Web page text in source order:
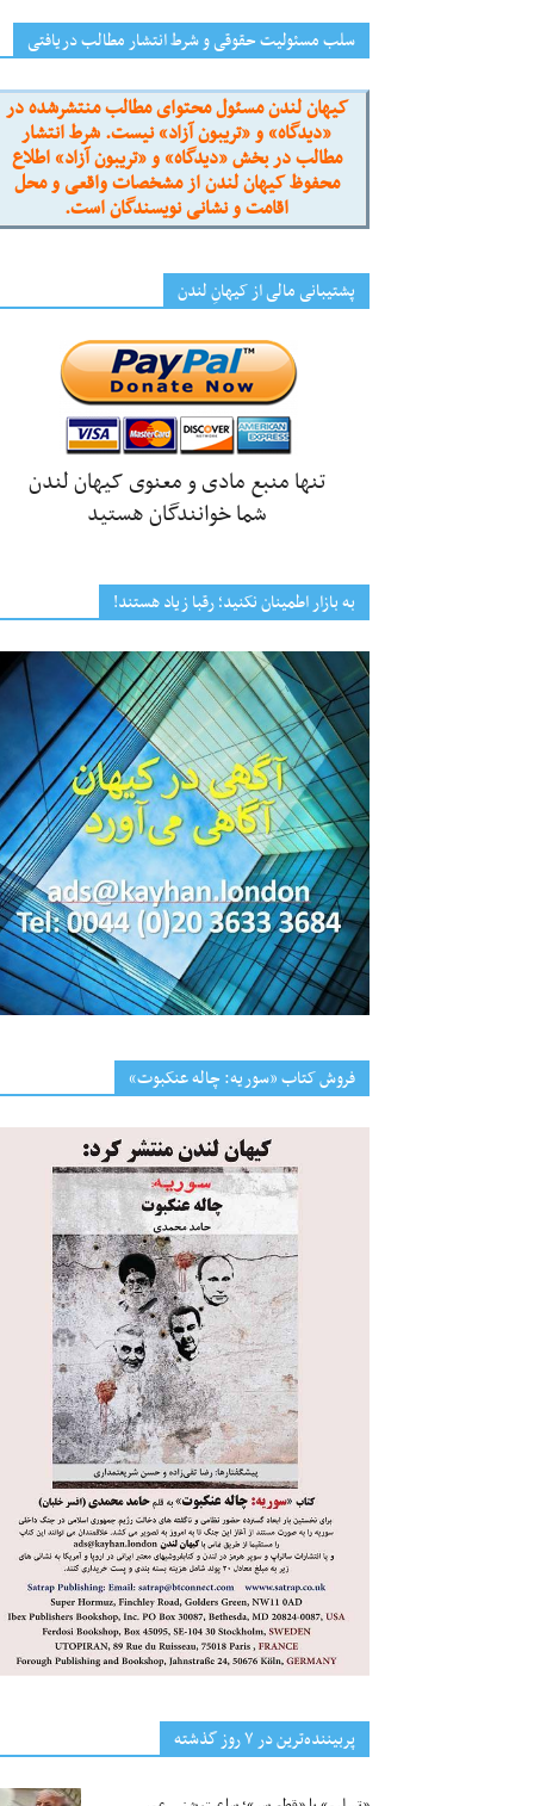
سلب مسئولیت حقوقی و شرط انتشار مطالب دریافتی
کیهان لندن مسئول محتوای مطالب منتشرشده در
«دیدگاه» و «تریبون آزاد» نیست. شرط انتشار
مطالب در بخش «دیدگاه» و «تریبون آزاد» اطلاع
محفوظ کیهان لندن از مشخصات واقعی و محل
اقامت و نشانی نویسندگان است.
پشتیبانی مالی از کیهانِ لندن
تنها منبع مادی و معنوی کیهان لندن
شما خوانندگان هستید
به بازار اطمینان نکنید؛ رقبا زیاد هستند!
فروش کتاب «سوریه: چاله عنکبوت»
پربیننده‌ترین‌ در ۷ روز گذشته